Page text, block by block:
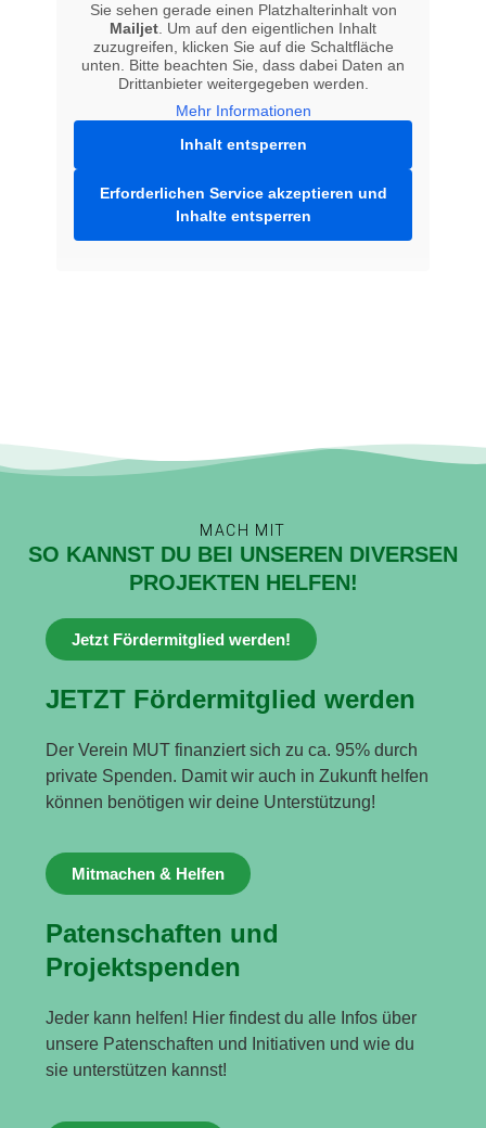
Sie sehen gerade einen Platzhalterinhalt von
Mailjet . Um auf den eigentlichen Inhalt
zuzugreifen, klicken Sie auf die Schaltfläche
unten. Bitte beachten Sie, dass dabei Daten an
Drittanbieter weitergegeben werden.
Mehr Informationen
Inhalt entsperren
Erforderlichen Service akzeptieren und
Inhalte entsperren
MACH MIT
SO KANNST DU BEI UNSEREN DIVERSEN
PROJEKTEN HELFEN!
Jetzt Fördermitglied werden!
JETZT Fördermitglied werden
Der Verein MUT finanziert sich zu ca. 95% durch
private Spenden. Damit wir auch in Zukunft helfen
können benötigen wir deine Unterstützung!
Mitmachen & Helfen
Patenschaften und
Projektspenden
Jeder kann helfen! Hier findest du alle Infos über
unsere Patenschaften und Initiativen und wie du
sie unterstützen kannst!